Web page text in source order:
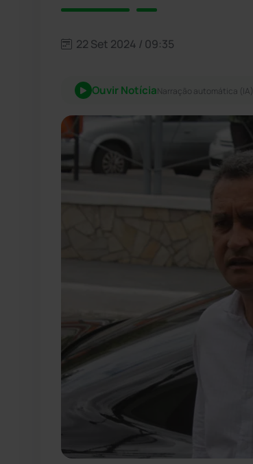
22 Set 2024 / 09:35
Ouvir NotíciaNarração automática (IA)